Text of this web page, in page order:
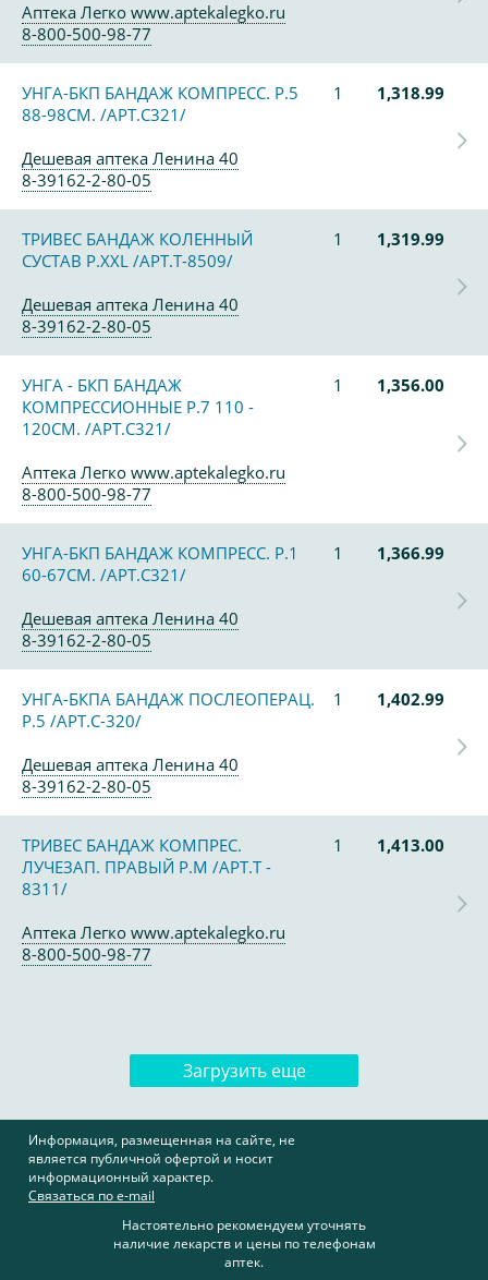
Аптека Легко www.aptekalegko.ru
8-800-500-98-77
УНГА-БКП БАНДАЖ КОМПРЕСС. Р.5
88-98СМ. /АРТ.С321/
1 1,318.99
Дешевая аптека Ленина 40
8-39162-2-80-05
ТРИВЕС БАНДАЖ КОЛЕННЫЙ
СУСТАВ Р.ХXL /АРТ.Т-8509/
1 1,319.99
Дешевая аптека Ленина 40
8-39162-2-80-05
УНГА - БКП БАНДАЖ
КОМПРЕССИОННЫЕ Р.7 110 -
120СМ. /АРТ.С321/
1 1,356.00
Аптека Легко www.aptekalegko.ru
8-800-500-98-77
УНГА-БКП БАНДАЖ КОМПРЕСС. Р.1
60-67СМ. /АРТ.С321/
1 1,366.99
Дешевая аптека Ленина 40
8-39162-2-80-05
УНГА-БКПА БАНДАЖ ПОСЛЕОПЕРАЦ.
Р.5 /АРТ.С-320/
1 1,402.99
Дешевая аптека Ленина 40
8-39162-2-80-05
ТРИВЕС БАНДАЖ КОМПРЕС.
ЛУЧЕЗАП. ПРАВЫЙ Р.M /АРТ.Т -
8311/
1 1,413.00
Аптека Легко www.aptekalegko.ru
8-800-500-98-77
Загрузить еще
Информация, размещенная на сайте, не
является публичной офертой и носит
информационный характер.
Связаться по e-mail
Настоятельно рекомендуем уточнять
наличие лекарств и цены по телефонам
аптек.